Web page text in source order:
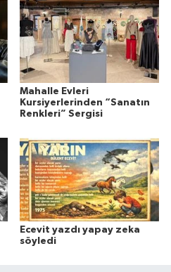
Mahalle Evleri
Kursiyerlerinden “Sanatın
Renkleri” Sergisi
Ecevit yazdı yapay zeka
söyledi